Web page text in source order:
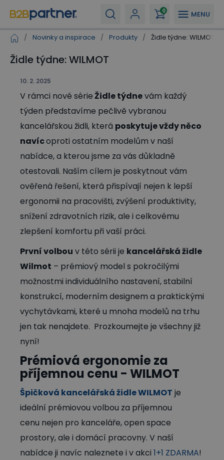
MENU
0
/ Novinky a inspirace / Produkty / Židle týdne: WILMOT
Židle týdne: WILMOT
10. 2. 2025
V rámci nové sérieŽidle týdnevám každý
týden představíme pečlivě vybranou
kancelářskou židli, která poskytuje vždy něco
navícoproti ostatním modelům v naší
nabídce, a kterou jsme za vás důkladně
otestovali. Naším cílem je poskytnout vám
ověřená řešení, která přispívají nejen k lepší
ergonomii na pracovišti, zvýšení produktivity,
snížení zdravotních rizik, ale i celkovému
zlepšení komfortu při vaší práci.
První volbou v této sérii je kancelářská židle
Wilmot – prémiový model s pokročilými
možnostmi individuálního nastavení, stabilní
konstrukcí, moderním designem a praktickými
vychytávkami, které u mnoha modelů na trhu
jen tak nenajdete. Prozkoumejte je všechny již
nyní!
Prémiová ergonomie za
příjemnou cenu - WILMOT
Špičková kancelářská židle WILMOT je
ideální prémiovou volbou za příjemnou
cenu nejen pro kanceláře, open space
prostory, ale i domácí pracovny. V naší
nabídce ji navíc naleznete i v akci 1+1 ZDARMA!